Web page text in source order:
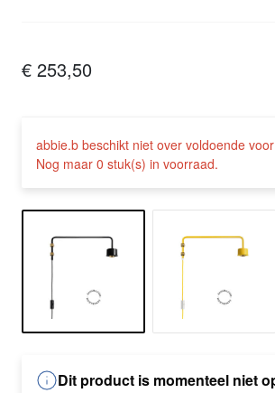
€ 253,50
abbie.b beschikt niet over voldoende
Nog maar 0 stuk(s) in voorraad.
Dit product is momenteel niet